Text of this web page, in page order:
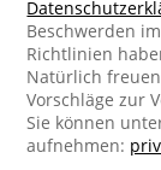
Beschwerden
Richtlinien
Natürlich
Vorschläge zur
Sie können
aufnehmen: